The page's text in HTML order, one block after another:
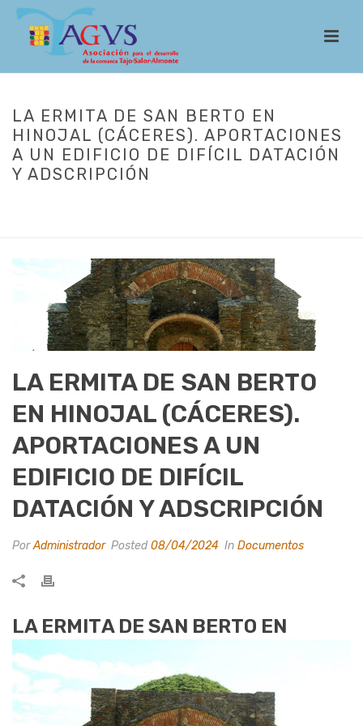
LA ERMITA DE SAN BERTO EN
HINOJAL (CÁCERES). APORTACIONES
A UN EDIFICIO DE DIFÍCIL DATACIÓN
Y ADSCRIPCIÓN
LA ERMITA DE SAN BERTO
EN HINOJAL (CÁCERES).
APORTACIONES A UN
EDIFICIO DE DIFÍCIL
DATACIÓN Y ADSCRIPCIÓN
PorAdministrador Posted08/04/2024 In Documentos
LA ERMITA DE SAN BERTO EN